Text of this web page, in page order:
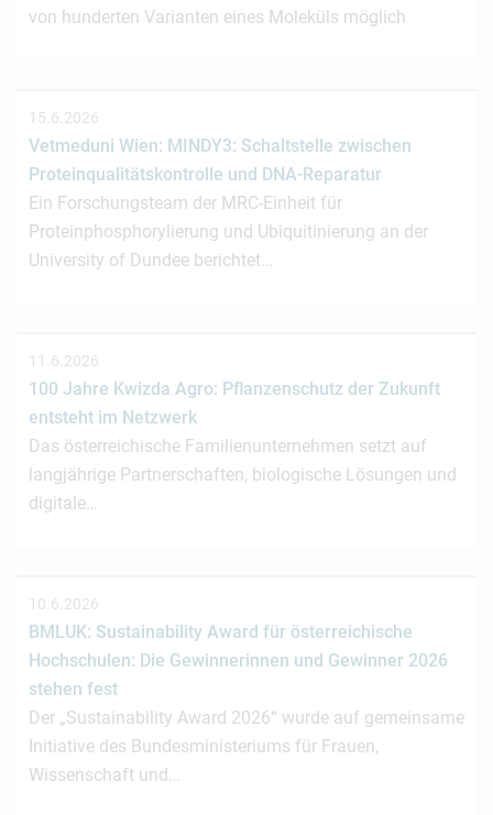
von hunderten Varianten eines Moleküls möglich
15.6.2026
Vetmeduni Wien: MINDY3: Schaltstelle zwischen
Proteinqualitätskontrolle und DNA-Reparatur
Ein Forschungsteam der MRC-Einheit für
Proteinphosphorylierung und Ubiquitinierung an der
University of Dundee berichtet…
11.6.2026
100 Jahre Kwizda Agro: Pflanzenschutz der Zukunft
entsteht im Netzwerk
Das österreichische Familienunternehmen setzt auf
langjährige Partnerschaften, biologische Lösungen und
digitale…
10.6.2026
BMLUK: Sustainability Award für österreichische
Hochschulen: Die Gewinnerinnen und Gewinner 2026
stehen fest
Der „Sustainability Award 2026“ wurde auf gemeinsame
Initiative des Bundesministeriums für Frauen,
Wissenschaft und…